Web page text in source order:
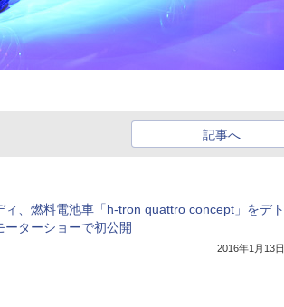
記事へ
ィ、燃料電池車「h-tron quattro concept」をデト
ーターショーで初公開
2016年1月13日